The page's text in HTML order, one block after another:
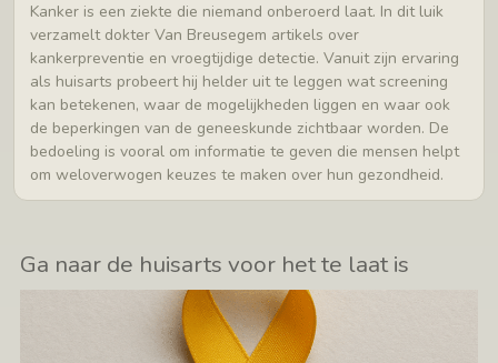
Kanker is een ziekte die niemand onberoerd laat. In dit luik
verzamelt dokter Van Breusegem artikels over
kankerpreventie en vroegtijdige detectie. Vanuit zijn ervaring
als huisarts probeert hij helder uit te leggen wat screening
kan betekenen, waar de mogelijkheden liggen en waar ook
de beperkingen van de geneeskunde zichtbaar worden. De
bedoeling is vooral om informatie te geven die mensen helpt
om weloverwogen keuzes te maken over hun gezondheid.
Ga naar de huisarts voor het te laat is